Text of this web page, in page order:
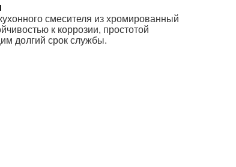
смесителя из хромированный
к коррозии, простотой
долгий срок службы.